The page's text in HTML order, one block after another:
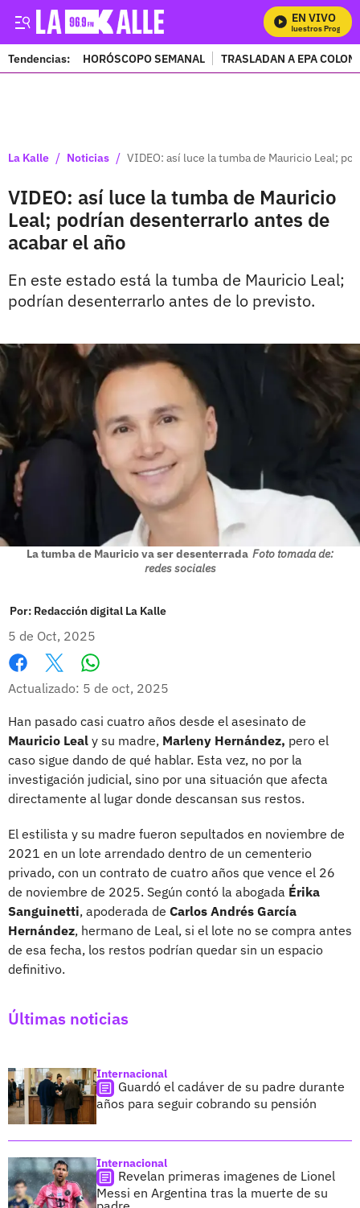
EN VIVO
Mira Todos Nuestros Programas
Tendencias: HORÓSCOPO SEMANAL TRASLADAN A EPA
La Kalle / Noticias / VIDEO: así luce la tumba de Mauricio Leal;
VIDEO: así luce la tumba de Mauricio
Leal; podrían desenterrarlo antes de
acabar el año
En este estado está la tumba de Mauricio Leal;
podrían desenterrarlo antes de lo previsto.
La tumba de Mauricio va ser desenterrada Foto tomada de:
redes sociales
Por: Redacción digital La Kalle
5 de Oct, 2025
Facebook
X
Actualizado: 5 de oct, 2025
Han pasado casi cuatro años desde el asesinato de
Mauricio Leal y su madre, Marleny Hernández, pero el
caso sigue dando de qué hablar. Esta vez, no por la
investigación judicial, sino por una situación que afecta
directamente al lugar donde descansan sus restos.
El estilista y su madre fueron sepultados en noviembre de
2021 en un lote arrendado dentro de un cementerio
privado, con un contrato de cuatro años que vence el 26
de noviembre de 2025. Según contó la abogada Érika
Sanguinetti, apoderada de Carlos Andrés García
Hernández, hermano de Leal, si el lote no se compra antes
de esa fecha, los restos podrían quedar sin un espacio
definitivo.
Últimas noticias
Internacional
Guardó el cadáver de su padre durante
años para seguir cobrando su pensión
Internacional
Revelan primeras imagenes de Lionel
Messi en Argentina tras la muerte de su